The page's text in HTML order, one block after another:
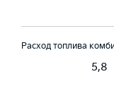
Расход топлива
5,8